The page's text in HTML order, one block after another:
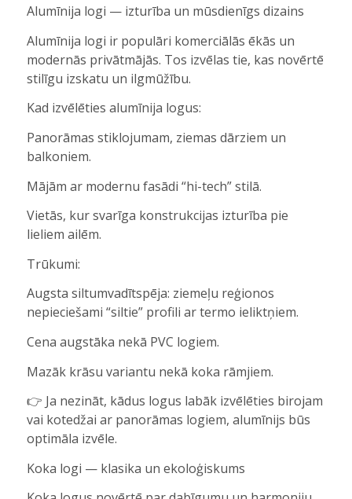
Alumīnija logi — izturība un mūsdienīgs dizains
Alumīnija logi ir populāri komerciālās ēkās un
modernās privātmājās. Tos izvēlas tie, kas novērtē
stilīgu izskatu un ilgmūžību.
Kad izvēlēties alumīnija logus:
Panorāmas stiklojumam, ziemas dārziem un
balkoniem.
Mājām ar modernu fasādi “hi-tech” stilā.
Vietās, kur svarīga konstrukcijas izturība pie
lieliem ailēm.
Trūkumi:
Augsta siltumvadītspēja: ziemeļu reģionos
nepieciešami “siltie” profili ar termo ieliktņiem.
Cena augstāka nekā PVC logiem.
Mazāk krāsu variantu nekā koka rāmjiem.
👉 Ja nezināt, kādus logus labāk izvēlēties birojam
vai kotedžai ar panorāmas logiem, alumīnijs būs
optimāla izvēle.
Koka logi — klasika un ekoloģiskums